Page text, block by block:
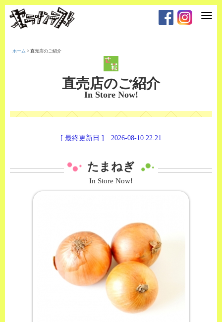
T
o
n
ホーム > 直売店のご紹介
直売店のご紹介
In Store Now!
[ 最終更新日 ] 2026-08-10 22:21
たまねぎ
In Store Now!